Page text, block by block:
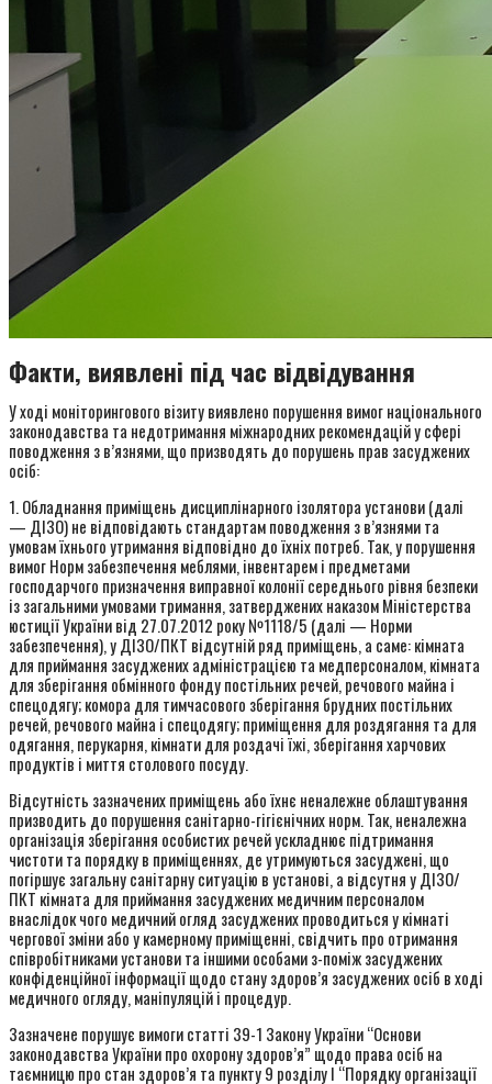
Факти, виявлені під час відвідування
У ході моніторингового візиту виявлено порушення вимог національного
законодавства та недотримання міжнародних рекомендацій у сфері
поводження з в’язнями, що призводять до порушень прав засуджених
осіб:
1. Обладнання приміщень дисциплінарного ізолятора установи (далі
— ДІЗО) не відповідають стандартам поводження з в’язнями та
умовам їхнього утримання відповідно до їхніх потреб. Так, у порушення
вимог Норм забезпечення меблями, інвентарем і предметами
господарчого призначення виправної колонії середнього рівня безпеки
із загальними умовами тримання, затверджених наказом Міністерства
юстиції України від 27.07.2012 року №1118/5 (далі — Норми
забезпечення), у ДІЗО/ПКТ відсутній ряд приміщень, а саме: кімната
для приймання засуджених адміністрацією та медперсоналом, кімната
для зберігання обмінного фонду постільних речей, речового майна і
спецодягу; комора для тимчасового зберігання брудних постільних
речей, речового майна і спецодягу; приміщення для роздягання та для
одягання, перукарня, кімнати для роздачі їжі, зберігання харчових
продуктів і миття столового посуду.
Відсутність зазначених приміщень або їхнє неналежне облаштування
призводить до порушення санітарно-гігієнічних норм. Так, неналежна
організація зберігання особистих речей ускладнює підтримання
чистоти та порядку в приміщеннях, де утримуються засуджені, що
погіршує загальну санітарну ситуацію в установі, а відсутня у ДІЗО/
ПКТ кімната для приймання засуджених медичним персоналом
внаслідок чого медичний огляд засуджених проводиться у кімнаті
чергової зміни або у камерному приміщенні, свідчить про отримання
співробітниками установи та іншими особами з-поміж засуджених
конфіденційної інформації щодо стану здоров’я засуджених осіб в ході
медичного огляду, маніпуляцій і процедур.
Зазначене порушує вимоги статті 39-1 Закону України “Основи
законодавства України про охорону здоров’я” щодо права осіб на
таємницю про стан здоров’я та пункту 9 розділу І “Порядку організації